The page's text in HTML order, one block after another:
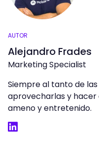
AUTOR
Alejandro Frades
Marketing Specialist
Siempre al tanto de
aprovecharlas y hacer
ameno y entretenido.